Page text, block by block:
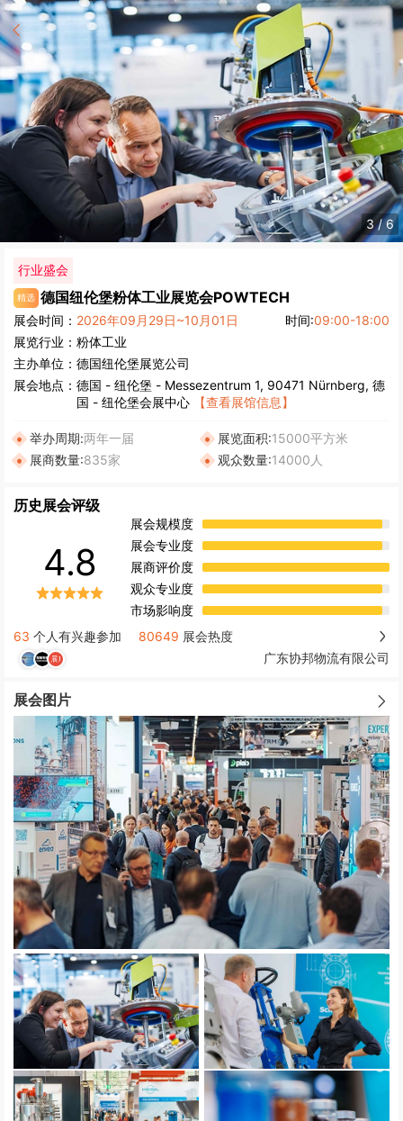
4/6
行业盛会
精选 德国纽伦堡粉体工业展览会POWTECH
展会时间： 2026年09月29日~10月01日 时间:09:00-18:00
展览行业： 粉体工业
主办单位： 德国纽伦堡展览公司
展会地点： 德国 - 纽伦堡 - Messezentrum 1, 90471 Nürnberg, 德
国 - 纽伦堡会展中心
【查看展馆信息】
举办周期:两年一届 展览面积:15000平方米
展商数量:835家 观众数量:14000人
历史展会评级
4.8
展会规模度
展会专业度
展商评价度
观众专业度
市场影响度
63 个人有兴趣参加 80649 展会热度
广东协邦物流有限公司
展会图片